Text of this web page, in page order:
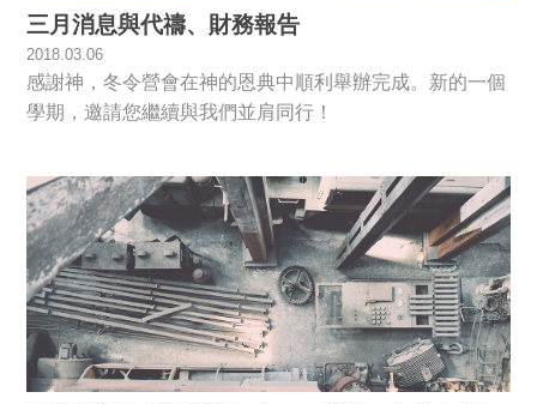
三月消息與代禱、財務報告
2018.03.06
感謝神，冬令營會在神的恩典中順利舉辦完成。新的一個
學期，邀請您繼續與我們並肩同行！